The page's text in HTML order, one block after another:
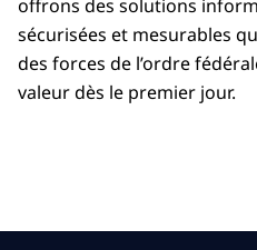
offrons des solutions
sécurisées et mesurables
des forces de l’ordre
valeur dès le premier jour.